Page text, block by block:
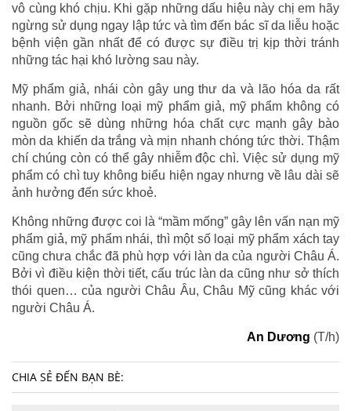
vô cùng khó chịu. Khi gặp những dấu hiệu này chị em hãy
ngừng sử dụng ngay lập tức và tìm đến bác sĩ da liễu hoặc
bệnh viện gần nhất để có được sự điều trị kịp thời tránh
những tác hại khó lường sau này.
Mỹ phẩm giả, nhái còn gây ung thư da và lão hóa da rất
nhanh. Bởi những loại mỹ phẩm giả, mỹ phẩm không có
nguồn gốc sẽ dùng những hóa chất cực mạnh gây bào
mòn da khiến da trắng và mịn nhanh chóng tức thời. Thậm
chí chúng còn có thể gây nhiễm độc chì. Việc sử dụng mỹ
phẩm có chì tuy không biểu hiện ngay nhưng về lâu dài sẽ
ảnh hưởng đến sức khoẻ.
Không những được coi là “mầm mống” gây lên vấn nạn mỹ
phẩm giả, mỹ phẩm nhái, thì một số loại mỹ phẩm xách tay
cũng chưa chắc đã phù hợp với làn da của người Châu Á.
Bởi vì điều kiện thời tiết, cấu trúc làn da cũng như sở thích
thói quen… của người Châu Âu, Châu Mỹ cũng khác với
người Châu Á.
An Dương (T/h)
CHIA SẺ ĐẾN BẠN BÈ: